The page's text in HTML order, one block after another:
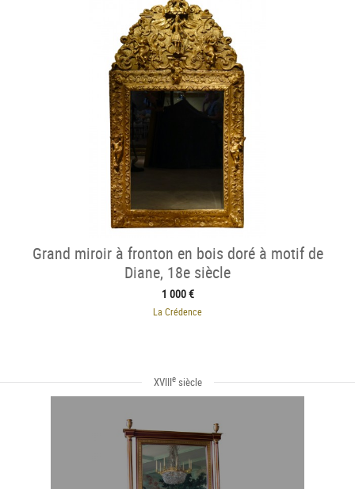
Grand miroir à fronton en bois doré à motif de
Diane, 18e siècle
1 000 €
La Crédence
XVIIIesiècle